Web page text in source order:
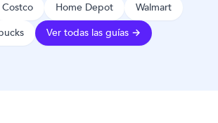
Costco Home Depot
Walmart
Ver todas las guías →